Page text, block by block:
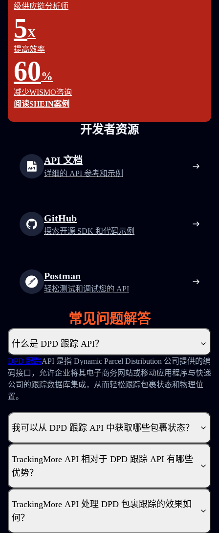
级供应链分析师
5X
提高效率
60%
减少WISMO咨询
阅读SHEIN案例
开发者资源
API 文档
详细的 API 参考和示例
GitHub
探索开源 SDK 和代码示例
Postman
轻松测试和调试您的 API
常见问题解答
什么是 DPD 跟踪 API？
DPD 跟踪API 是指 Dynamic Parcel Distribution 公司提供的编
码接口，允许企业将其电子商务网站或移动应用程序与快递
公司的跟踪数据库集成，从而轻松跟踪包裹状态和物理位
置。
我可以从 DPD 跟踪 API 中获取哪些包裹状态？
TrackingMore API 相对于 DPD 跟踪 API 有哪些
优势？
TrackingMore API 处理 DPD 包裹跟踪的效果如
何？